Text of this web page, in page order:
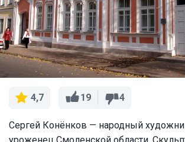
4,7 19 4
Сергей Конёнков — народный